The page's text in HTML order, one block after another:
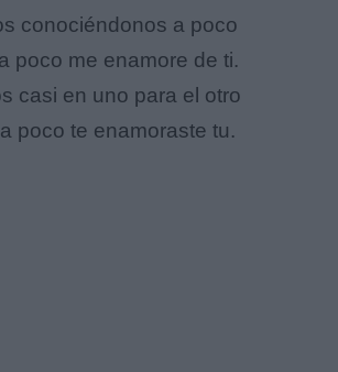
conociéndonos a poco
poco me enamore de ti.
casi en uno para el otro
poco te enamoraste tu.